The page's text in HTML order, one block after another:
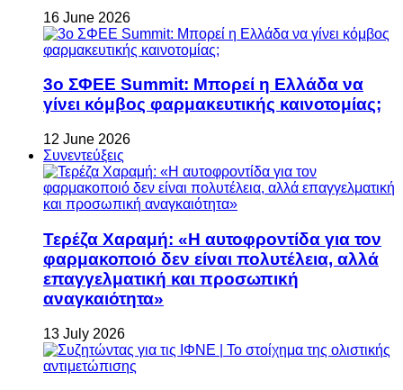
16 June 2026
3ο ΣΦΕΕ Summit: Μπορεί η Ελλάδα να
γίνει κόμβος φαρμακευτικής καινοτομίας;
12 June 2026
Συνεντεύξεις
Τερέζα Χαραμή: «Η αυτοφροντίδα για τον
φαρμακοποιό δεν είναι πολυτέλεια, αλλά
επαγγελματική και προσωπική
αναγκαιότητα»
13 July 2026